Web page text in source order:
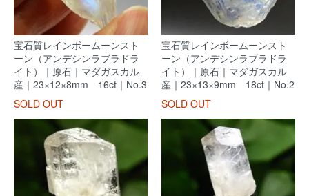
宝石質レインボームーンスト
ーン（アンデシンラブラドラ
イト）｜原石｜マダガスカル
産｜23×12×8mm 16ct｜No.3
SOLD OUT
宝石質レインボームーンスト
ーン（アンデシンラブラドラ
イト）｜原石｜マダガスカル
産｜23×13×9mm 18ct｜No.2
SOLD OUT